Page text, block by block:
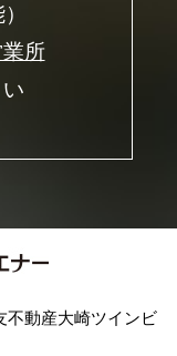
所
動産大崎ツインビ